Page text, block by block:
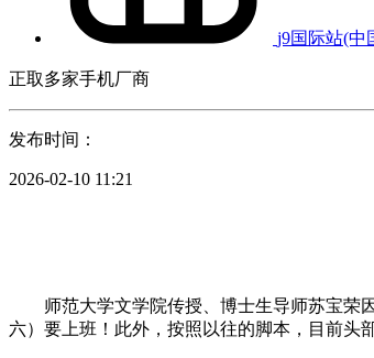
j9国际站(中
正取多家手机厂商
发布时间：
2026-02-10 11:21
师范大学文学院传授、博士生导师苏宝荣因
六）要上班！此外，按照以往的脚本，目前头